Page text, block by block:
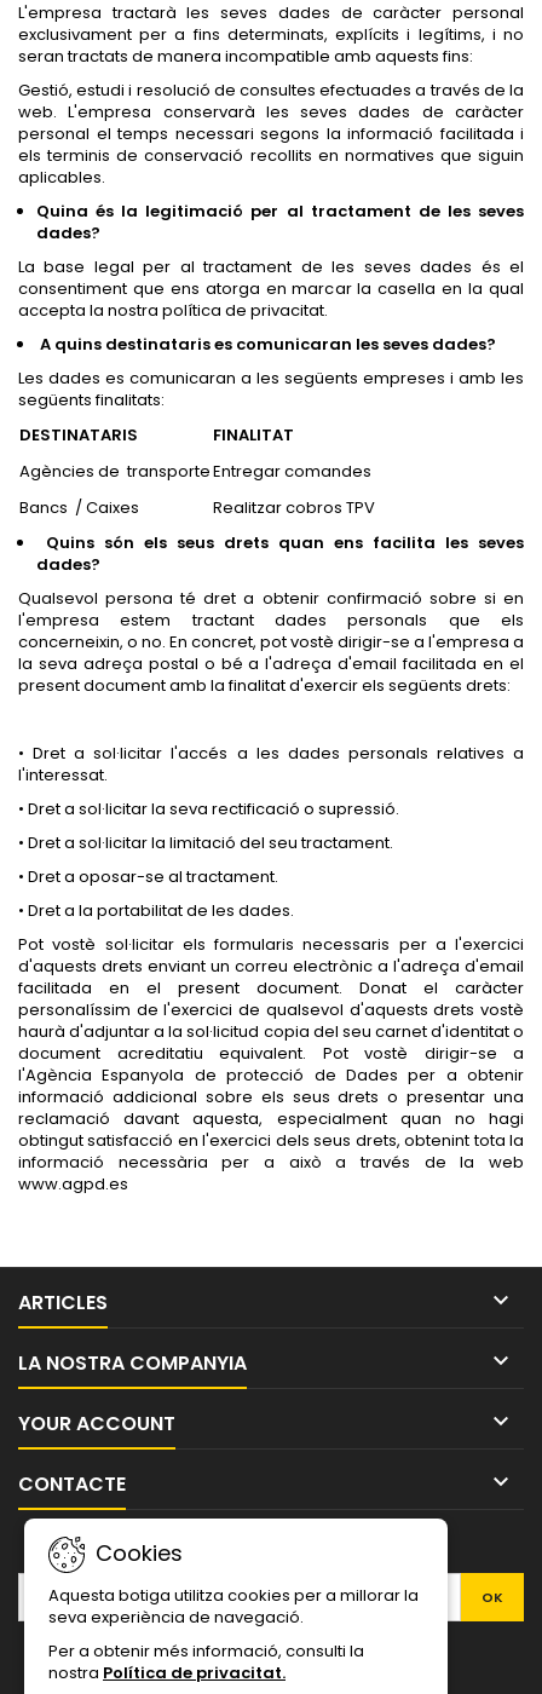
L'empresa tractarà les seves dades de caràcter personal
exclusivament per a fins determinats, explícits i legítims, i no
seran tractats de manera incompatible amb aquests fins:
Gestió, estudi i resolució de consultes efectuades a través de la
web. L'empresa conservarà les seves dades de caràcter
personal el temps necessari segons la informació facilitada i
els terminis de conservació recollits en normatives que siguin
aplicables.
Quina és la legitimació per al tractament de les seves
dades?
La base legal per al tractament de les seves dades és el
consentiment que ens atorga en marcar la casella en la qual
accepta la nostra política de privacitat.
A quins destinataris es comunicaran les seves dades?
Les dades es comunicaran a les següents empreses i amb les
següents finalitats:
DESTINATARIS
FINALITAT
Agències de transporteEntregar comandes
Bancs / Caixes
Realitzar cobros TPV
Quins són els seus drets quan ens facilita les seves
dades?
Qualsevol persona té dret a obtenir confirmació sobre si en
l'empresa estem tractant dades personals que els
concerneixin, o no. En concret, pot vostè dirigir-se a l'empresa a
la seva adreça postal o bé a l'adreça d'email facilitada en el
present document amb la finalitat d'exercir els següents drets:
• Dret a sol·licitar l'accés a les dades personals relatives a
l'interessat.
• Dret a sol·licitar la seva rectificació o supressió.
• Dret a sol·licitar la limitació del seu tractament.
• Dret a oposar-se al tractament.
• Dret a la portabilitat de les dades.
Pot vostè sol·licitar els formularis necessaris per a l'exercici
d'aquests drets enviant un correu electrònic a l'adreça d'email
facilitada en el present document. Donat el caràcter
personalíssim de l'exercici de qualsevol d'aquests drets vostè
haurà d'adjuntar a la sol·licitud copia del seu carnet d'identitat o
document acreditatiu equivalent. Pot vostè dirigir-se a
l'Agència Espanyola de protecció de Dades per a obtenir
informació addicional sobre els seus drets o presentar una
reclamació davant aquesta, especialment quan no hagi
obtingut satisfacció en l'exercici dels seus drets, obtenint tota la
informació necessària per a això a través de la web
www.agpd.es
ARTICLES 
LA NOSTRA COMPANYIA 
YOUR ACCOUNT 
CONTACTE 
Cookies
Aquesta botiga utilitza cookies per a millorar la
seva experiència de navegació.
Per a obtenir més informació, consulti la
nostra Política de privacitat.